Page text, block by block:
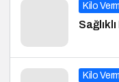
Kilo
Kilo